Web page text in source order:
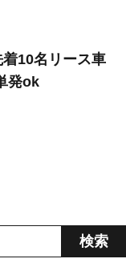
10名リース車
発ok